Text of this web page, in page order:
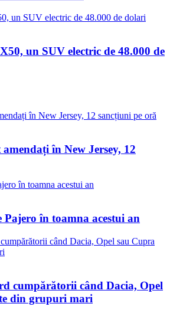
un SUV electric de 48.000 de
în New Jersey, 12
în toamna acestui an
cumpărătorii când Dacia, Opel
din grupuri mari